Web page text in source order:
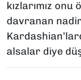
kızlarımız
davranan
alsalar diye